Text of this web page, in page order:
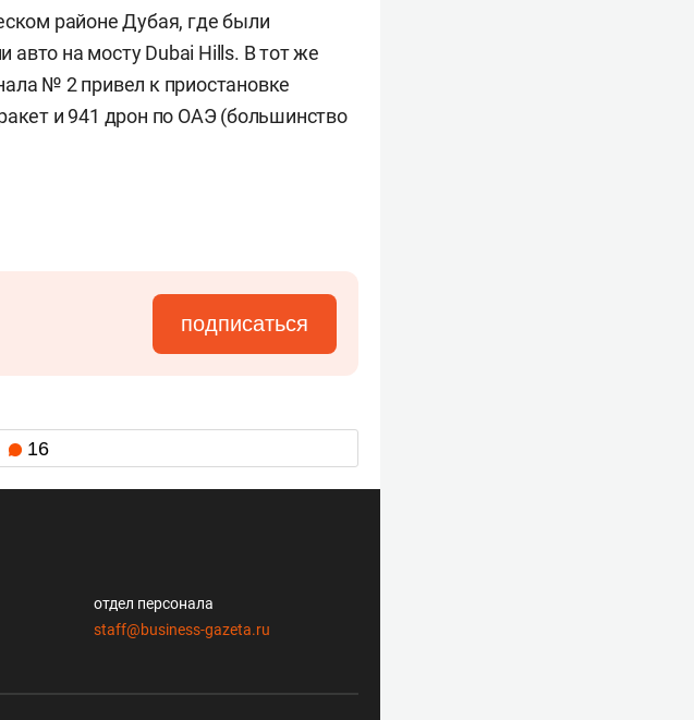
районе Дубая, где были
на мосту Dubai Hills. В тот же
№ 2 привел к приостановке
и 941 дрон по ОАЭ (большинство
подписаться
16
отдел персонала
staff@business-gazeta.ru